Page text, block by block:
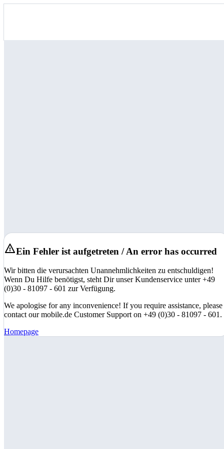
Ein Fehler ist aufgetreten / An error has occurred
Wir bitten die verursachten Unannehmlichkeiten zu entschuldigen!
Wenn Du Hilfe benötigst, steht Dir unser Kundenservice unter +49
(0)30 - 81097 - 601 zur Verfügung.
We apologise for any inconvenience! If you require assistance, please
contact our mobile.de Customer Support on +49 (0)30 - 81097 - 601.
Homepage